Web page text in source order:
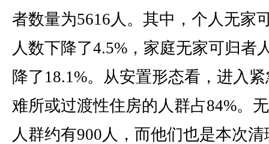
者数量为5616人。其中，个人无家
人数下降了4.5%，家庭无家可归者
降了18.1%。从安置形态看，进入
难所或过渡性住房的人群占84%。
人群约有900人，而他们也是本次清